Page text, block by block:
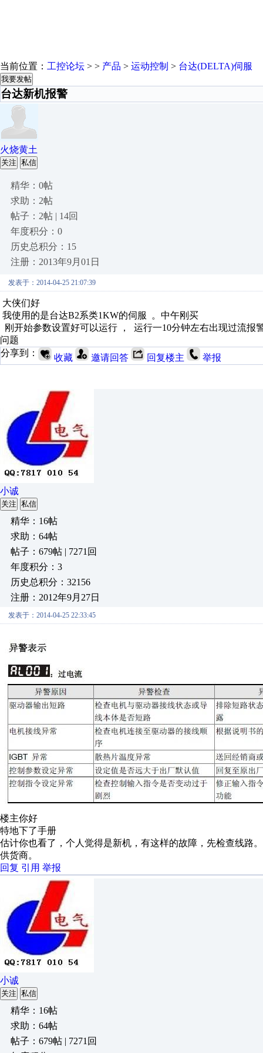
当前位置： 工控论坛 > > 产品 > 运动控制 > 台达(DELTA)伺服
我要发帖
台达新机报警
火烧黄土
关注 私信
精华：0帖
求助：2帖
帖子：2帖 | 14回
年度积分：0
历史总积分：15
注册：2013年9月01日
发表于：2014-04-25 21:07:39
大侠们好
我使用的是台达B2系类1KW的伺服 。中午刚买
刚开始参数设置好可以运行 ， 运行一10分钟左右出现过流
问题
分享到：
收藏 邀请回答 回复楼主 举报
小诚
关注 私信
精华：16帖
求助：64帖
帖子：679帖 | 7271回
年度积分：3
历史总积分：32156
注册：2012年9月27日
发表于：2014-04-25 22:33:45
楼主你好
特地下了手册
估计你也看了，个人觉得是新机，有这样的故障，先检查线路
供货商。
回复 引用 举报
小诚
关注 私信
精华：16帖
求助：64帖
帖子：679帖 | 7271回